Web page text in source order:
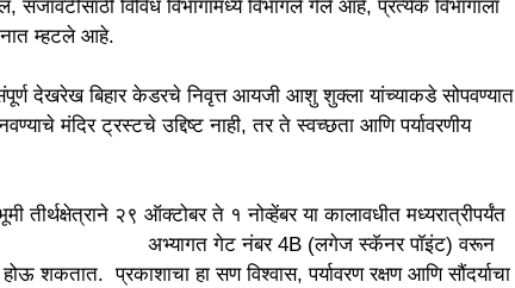
विविध विभागांमध्ये विभागले गेले आहे, प्रत्येक विभागाला
म्हटले आहे.
देखरेख बिहार केडरचे निवृत्त आयजी आशु शुक्ला यांच्याकडे सोपवण्यात
मंदिर ट्रस्टचे उद्दिष्ट नाही, तर ते स्वच्छता आणि पर्यावरणीय
तीर्थक्षेत्राने २९ ऑक्टोबर ते १ नोव्हेंबर या कालावधीत मध्यरात्रीपर्यंत
आहे. अभ्यागत गेट नंबर 4B (लगेज स्कॅनर पॉइंट) वरून
शकतात. प्रकाशाचा हा सण विश्वास, पर्यावरण रक्षण आणि सौंदर्याचा